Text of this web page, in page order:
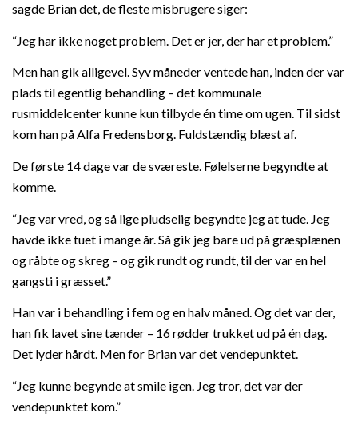
sagde Brian det, de fleste misbrugere siger:
“Jeg har ikke noget problem. Det er jer, der har et problem.”
Men han gik alligevel. Syv måneder ventede han, inden der var
plads til egentlig behandling – det kommunale
rusmiddelcenter kunne kun tilbyde én time om ugen. Til sidst
kom han på Alfa Fredensborg. Fuldstændig blæst af.
De første 14 dage var de sværeste. Følelserne begyndte at
komme.
“Jeg var vred, og så lige pludselig begyndte jeg at tude. Jeg
havde ikke tuet i mange år. Så gik jeg bare ud på græsplænen
og råbte og skreg – og gik rundt og rundt, til der var en hel
gangsti i græsset.”
Han var i behandling i fem og en halv måned. Og det var der,
han fik lavet sine tænder – 16 rødder trukket ud på én dag.
Det lyder hårdt. Men for Brian var det vendepunktet.
“Jeg kunne begynde at smile igen. Jeg tror, det var der
vendepunktet kom.”